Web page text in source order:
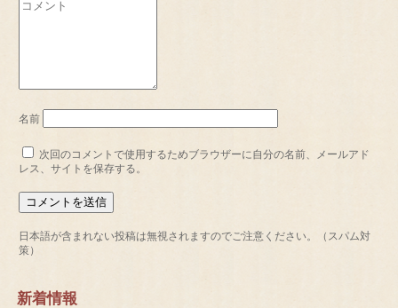
名前
次回のコメントで使用するためブラウザーに自分の名前、メールアド
レス、サイトを保存する。
日本語が含まれない投稿は無視されますのでご注意ください。（スパム対
策）
新着情報